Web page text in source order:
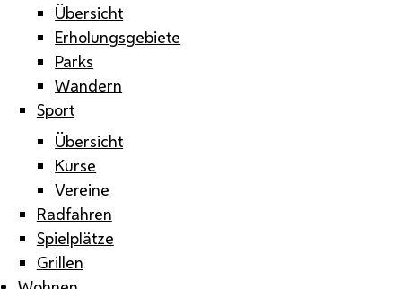
Übersicht
Erholungsgebiete
Parks
Wandern
Sport
Übersicht
Kurse
Vereine
Radfahren
Spielplätze
Grillen